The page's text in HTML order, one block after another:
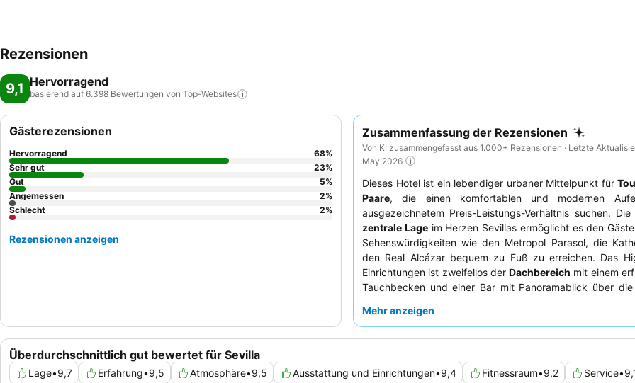
Rezensionen
9,1 Hervorragend
basierend auf 6.398 Bewertungen von Top-Websites
Zusammenfassung der Rezensionen
Von KI zusammengefasst aus 1.000+ Rezensionen · Letzte
May 2026
Dieses Hotel ist ein lebendiger urbaner Mittelpunkt für
Paare, die einen komfortablen und modernen
ausgezeichnetem Preis-Leistungs-Verhältnis suchen. Die
zentrale Lageim Herzen Sevillas ermöglicht es den
Sehenswürdigkeiten wie den Metropol Parasol, die
den Real Alcázar bequem zu Fuß zu erreichen. Das
Einrichtungen ist zweifellos derDachbereich mit einem
Tauchbecken und einer Bar mit Panoramablick über
und dasumfangreiche Frühstücksbuffet
Mehr anzeigen
Überdurchschnittlich gut bewertet für Sevilla
Lage•9,7 Erfahrung•9,5 Atmosphäre•9,5 Ausstattung und Einrichtungen•9,4 Fitnessraum•9,2 Service•
Gästerezensionen
Hervorragend 68%
Sehr gut
23%
Gut
5%
Angemessen
2%
Schlecht
2%
Rezensionen anzeigen